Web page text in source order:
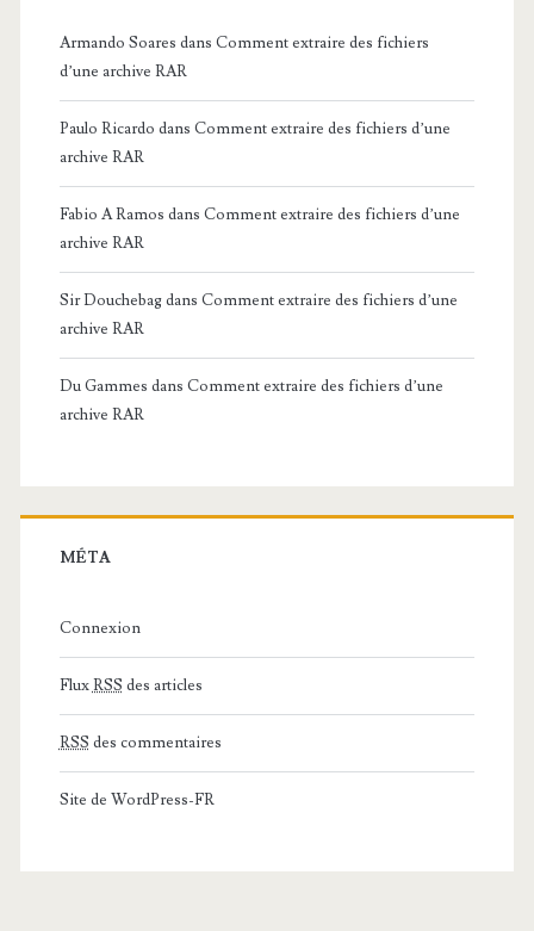
Armando Soares dans Comment extraire des fichiers
d’une archive RAR
Paulo Ricardo dans Comment extraire des fichiers d’une
archive RAR
Fabio A Ramos dans Comment extraire des fichiers d’une
archive RAR
Sir Douchebagdans Comment extraire des fichiers d’une
archive RAR
Du Gammes dans Comment extraire des fichiers d’une
archive RAR
MÉTA
Connexion
FluxRSS des articles
RSS des commentaires
Site de WordPress-FR